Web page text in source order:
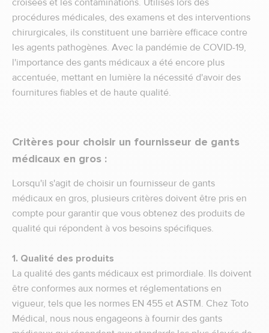
croisées et les contaminations. Utilisés lors des
procédures médicales, des examens et des interventions
chirurgicales, ils constituent une barrière efficace contre
les agents pathogènes. Avec la pandémie de COVID-19,
l'importance des gants médicaux a été encore plus
accentuée, mettant en lumière la nécessité d'avoir des
fournitures fiables et de haute qualité.
Critères pour choisir un fournisseur de gants
médicaux en gros :
Lorsqu'il s'agit de choisir un fournisseur de gants
médicaux en gros, plusieurs critères doivent être pris en
compte pour garantir que vous obtenez des produits de
qualité qui répondent à vos besoins spécifiques.
1. Qualité des produits
La qualité des gants médicaux est primordiale. Ils doivent
être conformes aux normes et réglementations en
vigueur, tels que les normes EN 455 et ASTM. Chez Toto
Médical, nous nous engageons à fournir des gants